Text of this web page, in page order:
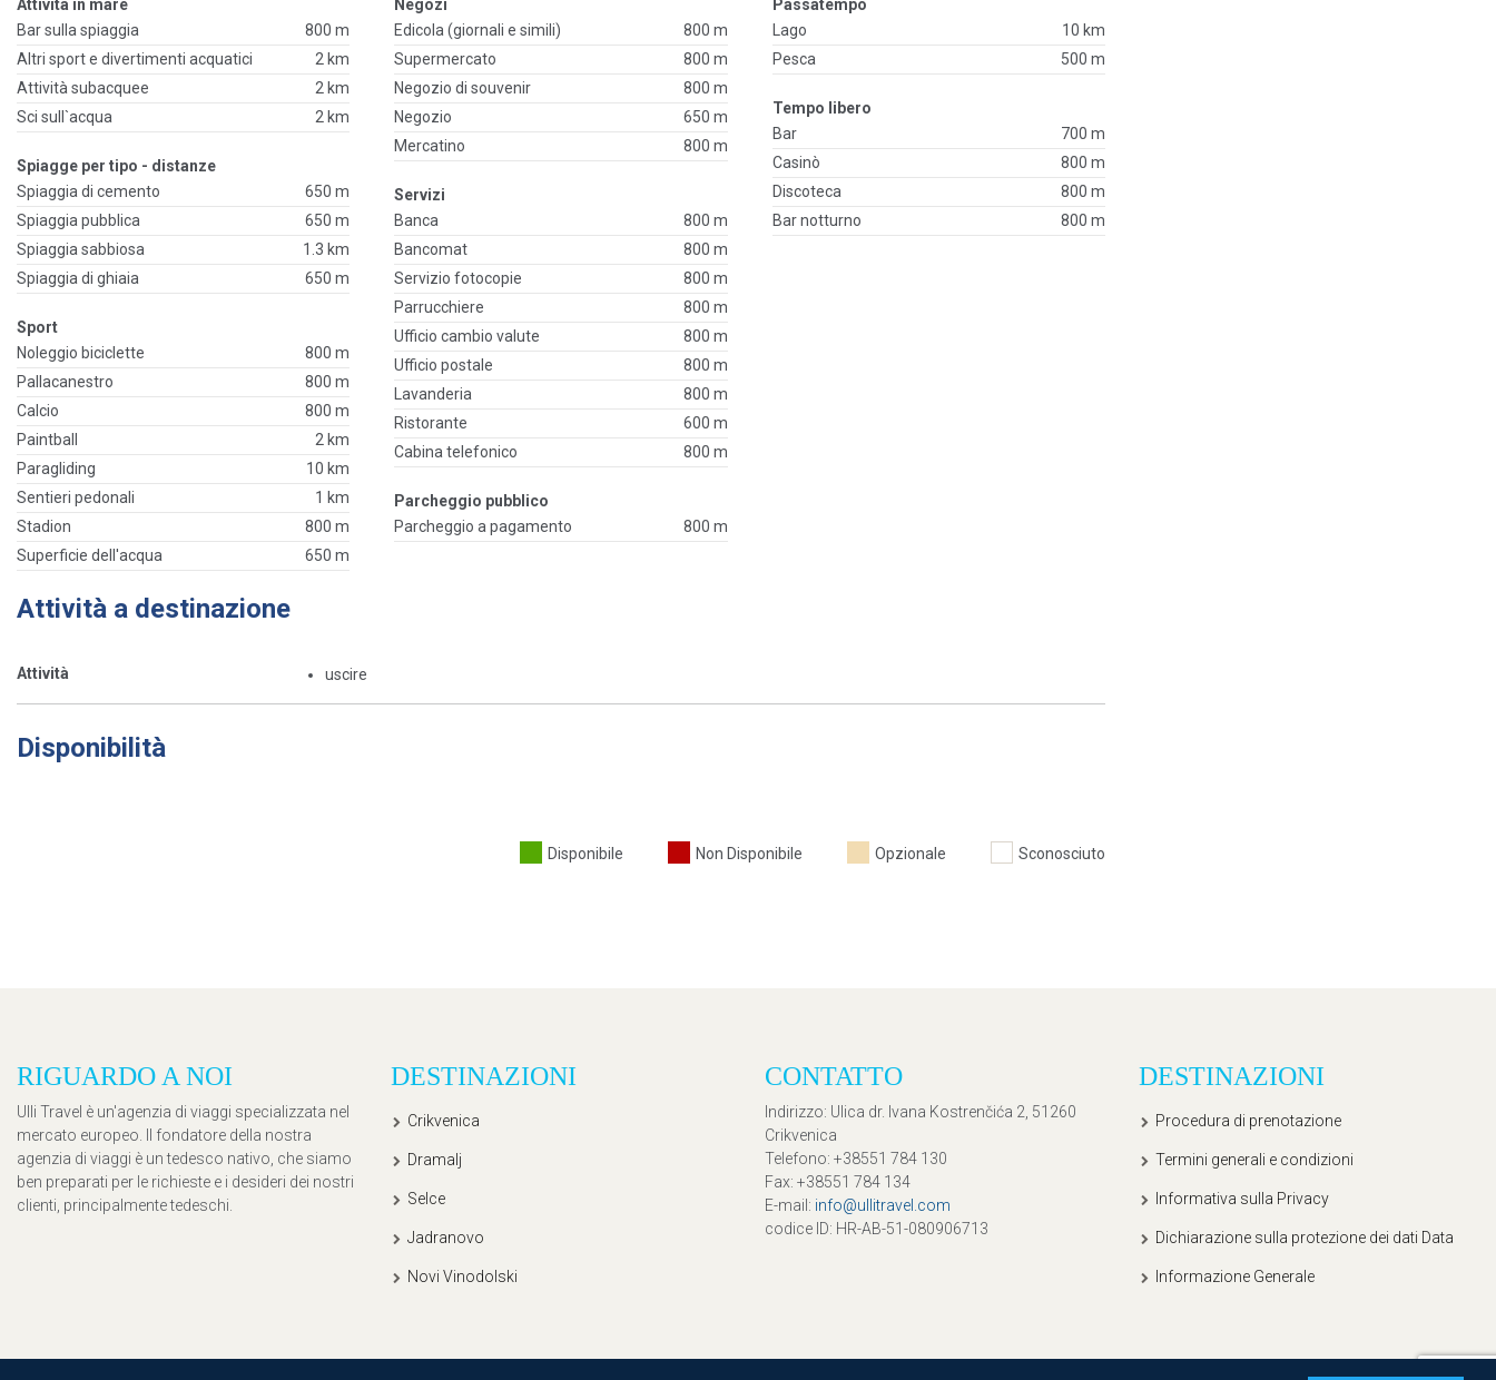
Attività in mare
Bar sulla spiaggia
800 m
Altri sport e divertimenti acquatici
2 km
Attività subacquee
2 km
Sci sull`acqua
2 km
Spiagge per tipo - distanze
Spiaggia di cemento
650 m
Spiaggia pubblica
650 m
Spiaggia sabbiosa
1.3 km
Spiaggia di ghiaia
650 m
Sport
Noleggio biciclette
800 m
Pallacanestro
800 m
Calcio
800 m
Paintball
2 km
Paragliding
10 km
Sentieri pedonali
1 km
Stadion
800 m
Superficie dell'acqua
650 m
Negozi
Edicola (giornali e simili)
800 m
Supermercato
800 m
Negozio di souvenir
800 m
Negozio
650 m
Mercatino
800 m
Servizi
Banca
800 m
Bancomat
800 m
Servizio fotocopie
800 m
Parrucchiere
800 m
Ufficio cambio valute
800 m
Ufficio postale
800 m
Lavanderia
800 m
Ristorante
600 m
Cabina telefonico
800 m
Parcheggio pubblico
Parcheggio a pagamento
800 m
Passatempo
Lago
10 km
Pesca
500 m
Tempo libero
Bar
700 m
Casinò
800 m
Discoteca
800 m
Bar notturno
800 m
Attività a destinazione
Attività uscire
Disponibilità
Disponibile Non Disponibile Opzionale Sconosciuto
RIGUARDO A NOI
Ulli Travel è un'agenzia di viaggi specializzata nel
mercato europeo. Il fondatore della nostra
agenzia di viaggi è un tedesco nativo, che siamo
ben preparati per le richieste e i desideri dei nostri
clienti, principalmente tedeschi.
DESTINAZIONI
Crikvenica
Dramalj
Selce
Jadranovo
Novi Vinodolski
CONTATTO
Indirizzo: Ulica dr. Ivana Kostrenčića 2, 51260
Crikvenica
Telefono: +38551 784 130
Fax: +38551 784 134
E-mail: info@ullitravel.com
codice ID: HR-AB-51-080906713
DESTINAZIONI
Procedura di prenotazione
Termini generali e condizioni
Informativa sulla Privacy
Dichiarazione sulla protezione dei dati Data
Informazione Generale